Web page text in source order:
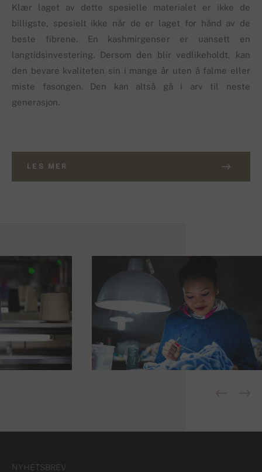
Klær laget av dette spesielle materialet er ikke de
billigste, spesielt ikke når de er laget for hånd av de
beste fibrene. En kashmirgenser er uansett en
langtidsinvestering. Dersom den blir vedlikeholdt, kan
den bevare kvaliteten sin i mange år uten å falme eller
miste fasongen. Den kan altså gå i arv til neste
generasjon.
LES MER
NYHETSBREV